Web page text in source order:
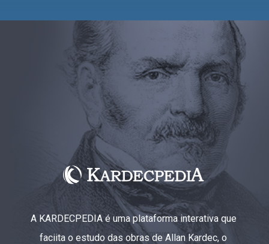
A KARDECPEDIA é uma plataforma interativa que
faciita o estudo das obras de Allan Kardec, o